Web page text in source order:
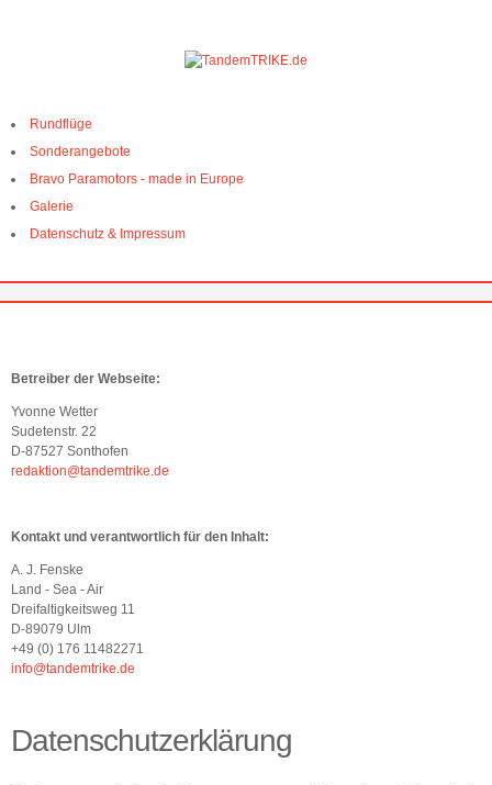
Betreiber der Webseite:
Yvonne Wetter
Sudetenstr. 22
D-87527 Sonthofen
redaktion@tandemtrike.de
Kontakt und verantwortlich für den Inhalt:
A. J. Fenske
Land - Sea - Air
Dreifaltigkeitsweg 11
D-89079 Ulm
+49 (0) 176 11482271
info@tandemtrike.de
Datenschutzerklärung